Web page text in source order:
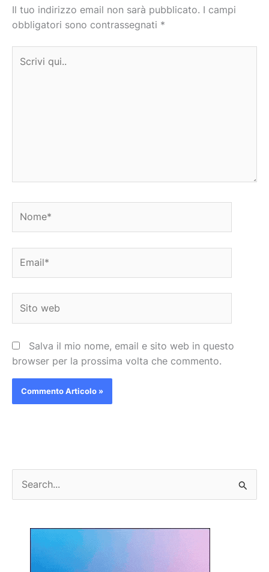
Il tuo indirizzo email non sarà pubblicato. I campi
obbligatori sono contrassegnati *
qui..
web
Salva il mio nome, email e sito web in questo
browser per la prossima volta che commento.